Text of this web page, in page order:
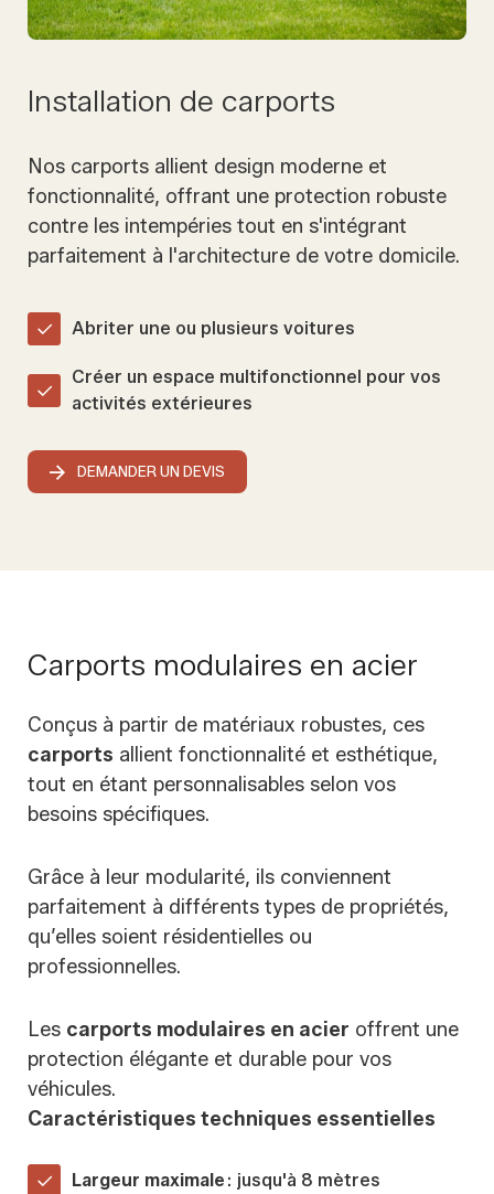
Installation de carports
Nos carports allient design moderne et
fonctionnalité, offrant une protection robuste
contre les intempéries tout en s'intégrant
parfaitement à l'architecture de votre domicile.
Abriter une ou plusieurs voitures
Créer un espace multifonctionnel pour vos
activités extérieures
DEMANDER UN DEVIS
Carports modulaires en acier
Conçus à partir de matériaux robustes, ces
carports allient fonctionnalité et esthétique,
tout en étant personnalisables selon vos
besoins spécifiques.
Grâce à leur modularité, ils conviennent
parfaitement à différents types de propriétés,
qu’elles soient résidentielles ou
professionnelles.
Les carports modulaires en acier offrent une
protection élégante et durable pour vos
véhicules.
Caractéristiques techniques essentielles
Largeur maximale : jusqu'à 8 mètres